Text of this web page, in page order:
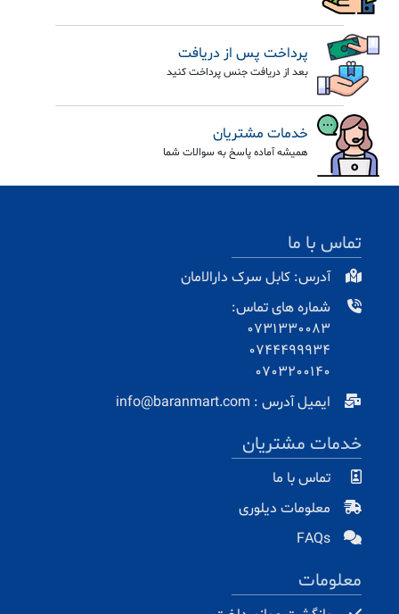
پرداخت پس از دریافت
بعد از دریافت جنس پرداخت کنید
خدمات مشتریان
همیشه آماده پاسخ به سوالات شما
تماس با ما
آدرس: کابل سرک دارالامان
شماره های تماس:
0731330083
0744499934
0703200140
ایمیل آدرس : info@baranmart.com
خدمات مشتریان
تماس با ما
معلومات دیلوری
FAQs
معلومات